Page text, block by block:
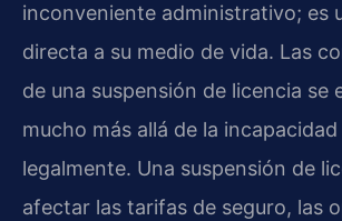
inconveniente administrativo; es
directa a su medio de vida. Las
de una suspensión de licencia se
mucho más allá de la
legalmente. Una suspensión de
afectar las tarifas de seguro, las